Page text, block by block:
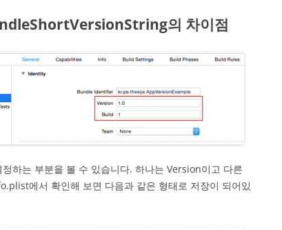
의 차이점
하는 부분을 볼 수 있습니다. 하나는 Version이고 다른
에서 확인해 보면 다음과 같은 형태로 저장이 되어있